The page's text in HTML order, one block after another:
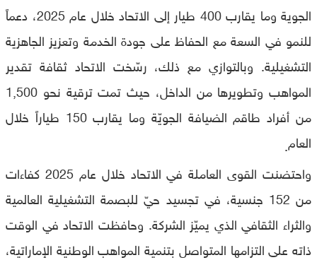
الجوية وما يقارب 400 طيار إلى الاتحاد خلال عام 2025، دعماً
للنمو في السعة مع الحفاظ على جودة الخدمة وتعزيز الجاهزية
التشغيلية. وبالتوازي مع ذلك، رسّخت الاتحاد ثقافة تقدير
المواهب وتطويرها من الداخل، حيث تمت ترقية نحو 1,500
من أفراد طاقم الضيافة الجويّة وما يقارب 150 طياراً خلال
العام.
واحتضنت القوى العاملة في الاتحاد خلال عام 2025 كفاءات
من 152 جنسية، في تجسيد حيّ للبصمة التشغيلية العالمية
والثراء الثقافي الذي يميّز الشركة. وحافظت الاتحاد في الوقت
ذاته على التزامها المتواصل بتنمية المواهب الوطنية الإماراتية،